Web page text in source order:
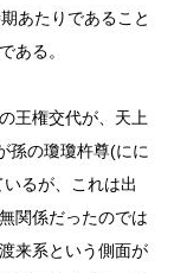
あたりであること
ある。
王権交代が、天上
孫の瓊瓊杵尊(にに
るが、これは出
関係だったのでは
来系という側面が